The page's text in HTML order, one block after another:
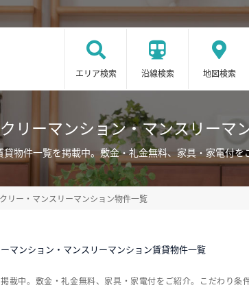
エリア検索 沿線検索 地図検索
リーマンション・マンスリーマ
物件一覧を掲載中。敷金・礼金無料、家具・家電付を
リー・マンスリーマンション物件一覧
マンション・マンスリーマンション賃貸物件一覧
中。敷金・礼金無料、家具・家電付をご紹介。こだわり条